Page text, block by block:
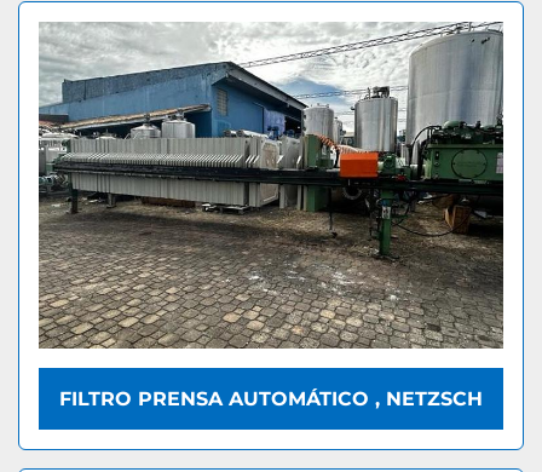
FILTRO PRENSA AUTOMÁTICO , NETZSCH